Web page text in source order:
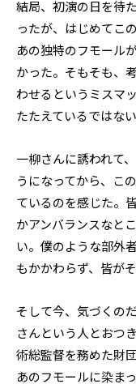
結局、初演の日を待
ったが、はじめてこ
あの独特のフモール
かった。そもそも、
わせるというミスマ
たたえているではない
一柳さんに誘われて
うになってから、こ
ているのを感じた。
かアンバランスなと
い。僕のような部外
もかかわらず、皆が
そして今、気づくの
さんという人とおつ
術総監督を務めた財
あのフモールに染ま